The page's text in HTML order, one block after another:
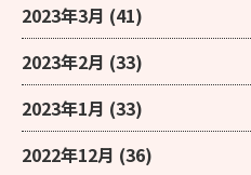
2023年3月 (41)
2023年2月 (33)
2023年1月 (33)
2022年12月 (36)